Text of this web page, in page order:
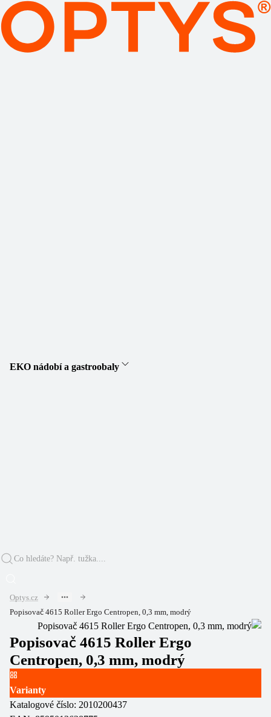
EKO nádobí a gastroobaly
Optys.cz
Popisovač 4615 Roller Ergo Centropen, 0,3 mm, modrý
Popisovač 4615 Roller Ergo
Centropen, 0,3 mm, modrý
Varianty
Katalogové číslo: 2010200437